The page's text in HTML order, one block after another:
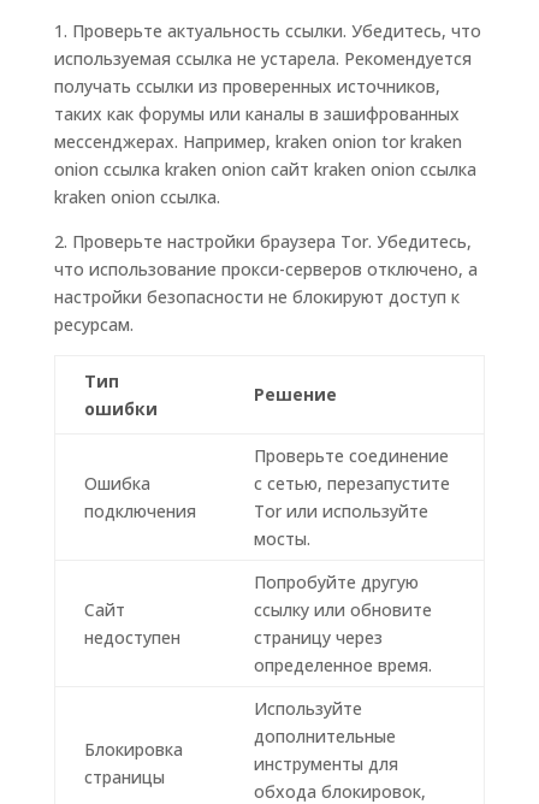
1. Проверьте актуальность ссылки. Убедитесь, что
используемая ссылка не устарела. Рекомендуется
получать ссылки из проверенных источников,
таких как форумы или каналы в зашифрованных
мессенджерах. Например, kraken onion tor kraken
onion ссылка kraken onion сайт kraken onion ссылка
kraken onion ссылка.
2. Проверьте настройки браузера Tor. Убедитесь,
что использование прокси-серверов отключено, а
настройки безопасности не блокируют доступ к
ресурсам.
Тип
ошибки
Решение
Ошибка
подключения
Проверьте соединение
с сетью, перезапустите
Tor или используйте
мосты.
Сайт
недоступен
Попробуйте другую
ссылку или обновите
страницу через
определенное время.
Блокировка
страницы
Используйте
дополнительные
инструменты для
обхода блокировок,